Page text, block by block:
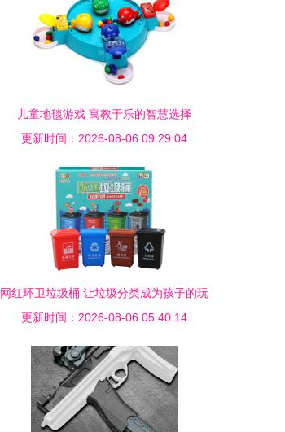
儿童地毯游戏 寓教于乐的智慧选择
更新时间：2026-08-06 09:29:04
网红环卫垃圾桶 让垃圾分类成为孩子的玩
具
更新时间：2026-08-06 05:40:14